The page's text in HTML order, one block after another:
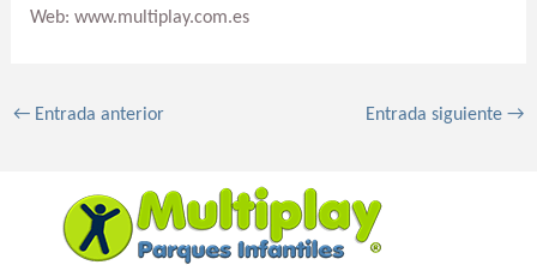
Web: www.multiplay.com.es
←Entrada anterior Entrada siguiente→